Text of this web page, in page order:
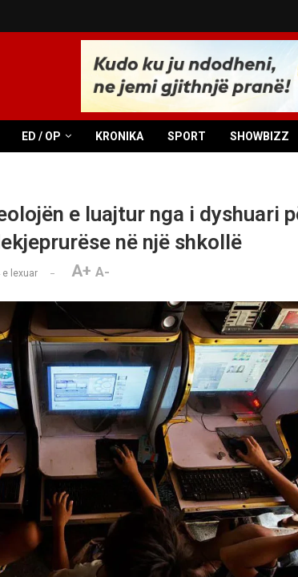
ED / OP KRONIKA SPORT SHOWBIZZ
e luajtur nga i dyshuari
në një shkollë
e lexuar A+ A-